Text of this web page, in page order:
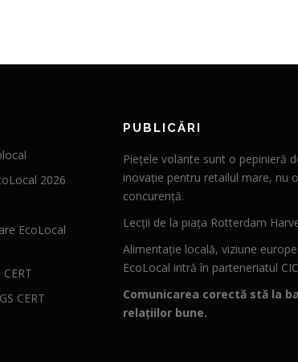
2026
EcoLocal
CERT
PUBLICĂRI
Piețele volante sunt o pepinieră
inovație pentru retailul mare, nu o
concurență.
Lecții de la piața Rotterdam
Alimentație locală, viziune
EcoLocal intră în parteneriatul
Comunicarea corectă stă la
relațiilor bune.